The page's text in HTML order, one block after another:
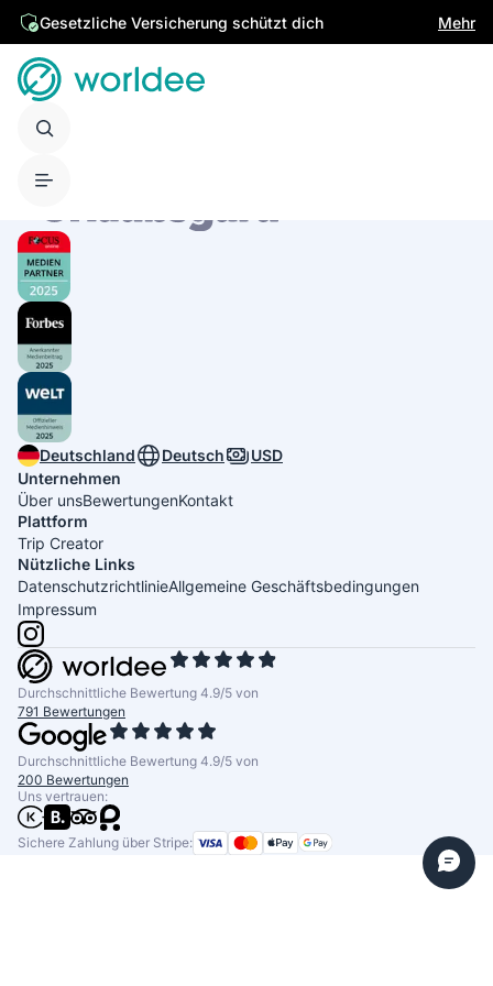
Gesetzliche Versicherung schützt dich Mehr
Deutschland Deutsch
USD
Unternehmen
Über unsBewertungenKontakt
Plattform
Trip Creator
Nützliche Links
DatenschutzrichtlinieAllgemeine Geschäftsbedingungen
Impressum
Durchschnittliche Bewertung 4.9/5 von
791 Bewertungen
Durchschnittliche Bewertung 4.9/5 von
200 Bewertungen
Uns vertrauen:
Sichere Zahlung über Stripe: